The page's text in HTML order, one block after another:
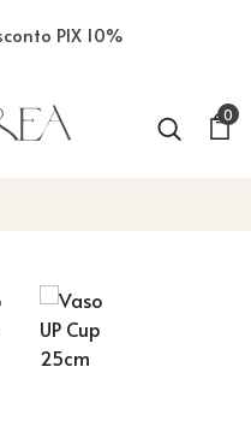
PIX 10%
0